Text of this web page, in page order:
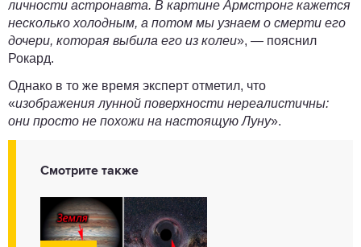
личности астронавта. В картине Армстронг кажется
несколько холодным, а потом мы узнаем о смерти его
дочери, которая выбила его из колеи», — пояснил
Рокард.
Однако в то же время эксперт отметил, что
«изображения лунной поверхности нереалистичны:
они просто не похожи на настоящую Луну».
Смотрите также